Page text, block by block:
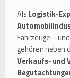
Als Logistik-
Fahrzeuge –
gehören neben
Verkaufs- und